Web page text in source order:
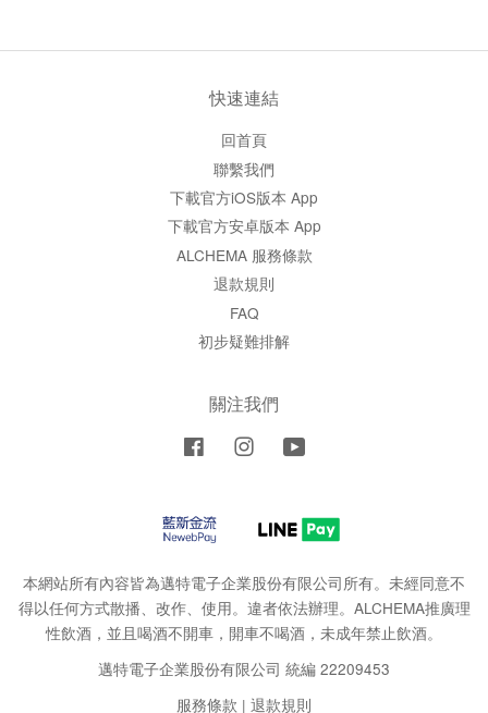
快速連結
回首頁
聯繫我們
下載官方iOS版本 App
下載官方安卓版本 App
ALCHEMA 服務條款
退款規則
FAQ
初步疑難排解
關注我們
Facebook Instagram
本網站所有內容皆為邁特電子企業股份有限公司所有。未經同意不
得以任何方式散播、改作、使用。違者依法辦理。ALCHEMA推廣理
性飲酒，並且喝酒不開車，開車不喝酒，未成年禁止飲酒。
邁特電子企業股份有限公司 統編 22209453
服務條款 | 退款規則